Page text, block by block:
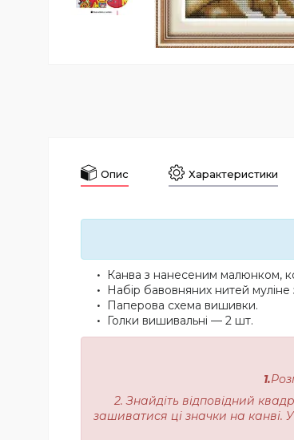
Опис Характеристики
Канва з нанесеним малюнком,
Набір бавовняних нитей
Паперова схема вишивки.
Голки вишивальні — 2 шт.
1.
2. Знайдіть відповідний
зашиватися ці значки на канві.